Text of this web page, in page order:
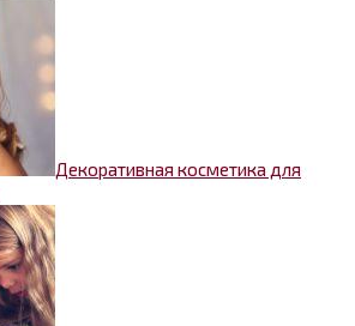
Декоративная косметика для